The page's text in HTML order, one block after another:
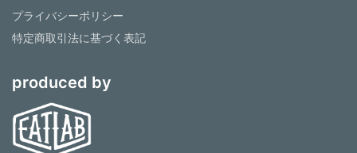
プライバシーポリシー
特定商取引法に基づく表記
produced by